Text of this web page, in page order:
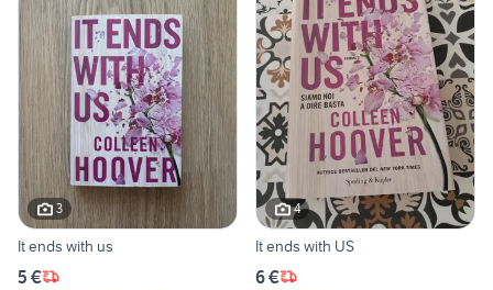
3
It ends with us
5 €
4
It ends with US
6 €